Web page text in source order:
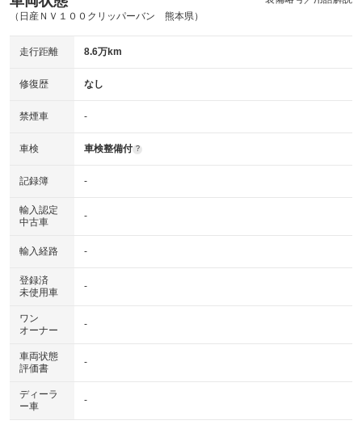
（日産ＮＶ１００クリッパーバン 熊本県）
走行距離 8.6万km
修復歴 なし
禁煙車 -
車検 車検整備付 ?
記録簿 -
輸入認定
中古車
-
輸入経路 -
登録済
未使用車
-
ワン
オーナー
-
車両状態
評価書
-
ディーラ
ー車
-